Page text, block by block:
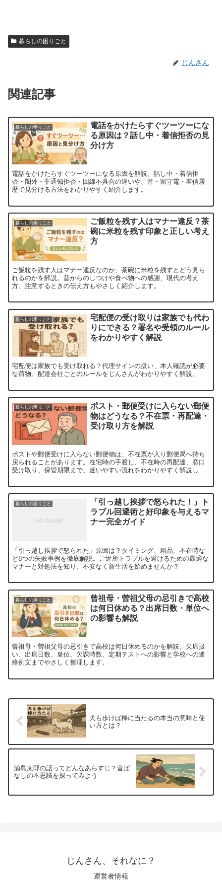
暮らしの困りごと
じんさん
関連記事
暮らしの困りごと
電話をかけたらすぐツーツーにな
る原因は？話し中・着信拒否の見
分け方
電話をかけたらすぐツーツーになる原因を解説。話し中・着信拒
否・圏外・非通知拒否・回線不具合の違いや、音・留守電・着信履
歴で見分ける方法をわかりやすく紹介します。
暮らしの困りごと
ご飯粒を残す人はマナー違反？茶
碗に米粒を残す印象と正しい考え
方
ご飯粒を残す人はマナー違反なのか、茶碗に米粒を残すとどう見ら
れるのかを解説。昔からのしつけや食べ物への感謝、現代の考え
方、注意するときの伝え方もやさしく紹介します。
暮らしの困りごと
宅配便の受け取りは家族でも代わ
りにできる？署名や受領のルール
をわかりやすく解説
宅配便は家族でも受け取れる？代理サインの扱い、本人確認が必要
な荷物、配達会社ごとのルールをじんさんがわかりやすく解説。
暮らしの困りごと
ポスト・郵便受けに入らない郵便
物はどうなる？不在票・再配達・
受け取り方を解説
ポストや郵便受けに入らない郵便物は、不在票が入り郵便局へ持ち
戻られることがあります。在宅時の手渡し、不在時の再配達、窓口
受け取り、保管期限まで、迷いやすい流れをわかりやすく解説しま
暮らしの困りごと
「引っ越し挨拶で怒られた！」ト
ラブル回避術と好印象を与えるマ
ナー完全ガイド
「引っ越し挨拶で怒られた」原因は？タイミング、粗品、不在時な
ど8つの失敗事例を徹底解説。ご近所トラブルを避けるための最適な
マナーと対処法を知り、不安なく新生活を始めませんか？
暮らしの困りごと
曾祖母・曽祖父母の忌引きで高校
は何日休める？出席日数・単位へ
の影響も解説
曾祖母・曽祖父母の忌引きで高校は何日休めるのかを解説。欠席扱
い、出席日数、単位、欠課時数、定期テストへの影響と学校への連
絡例文までやさしく整理します。
犬も歩けば棒に当たるの本当の意味と使
い方とは？
浦島太郎の話ってどんなあらすじ？昔ば
なしの不思議を探ってみよう
じんさん、それなに？
運営者情報